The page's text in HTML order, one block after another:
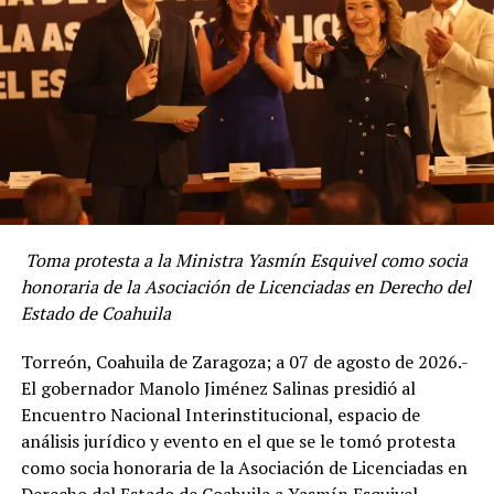
temporal para familias de las comunidades
participantes.
ADVERTISEMENT
La secretaria Diana Susana Estens de la Garza reiteró el
compromiso del Gobierno del Estado que encabeza
Manolo Jiménez Salinas de continuar promoviendo
alianzas estratégicas que permitan conservar los
Toma protesta a la Ministra Yasmín Esquivel como socia
honoraria de la Asociación de Licenciadas en Derecho del
Estado de Coahuila
Torreón, Coahuila de Zaragoza; a 07 de agosto de 2026.-
El gobernador Manolo Jiménez Salinas presidió al
Encuentro Nacional Interinstitucional, espacio de
análisis jurídico y evento en el que se le tomó protesta
como socia honoraria de la Asociación de Licenciadas en